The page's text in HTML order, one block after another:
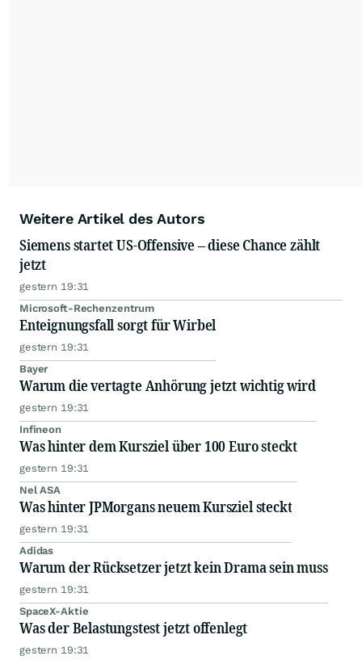
Weitere Artikel des Autors
Siemens startet US-Offensive – diese Chance zählt
jetzt
gestern 19:31
Microsoft-Rechenzentrum
Enteignungsfall sorgt für Wirbel
gestern 19:31
Bayer
Warum die vertagte Anhörung jetzt wichtig wird
gestern 19:31
Infineon
Was hinter dem Kursziel über 100 Euro steckt
gestern 19:31
Nel ASA
Was hinter JPMorgans neuem Kursziel steckt
gestern 19:31
Adidas
Warum der Rücksetzer jetzt kein Drama sein muss
gestern 19:31
SpaceX-Aktie
Was der Belastungstest jetzt offenlegt
gestern 19:31